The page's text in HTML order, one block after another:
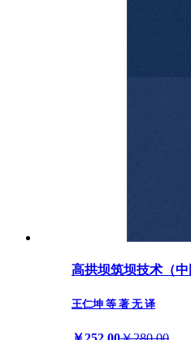
高拱坝筑坝技术（
王仁坤 等 著 无 译